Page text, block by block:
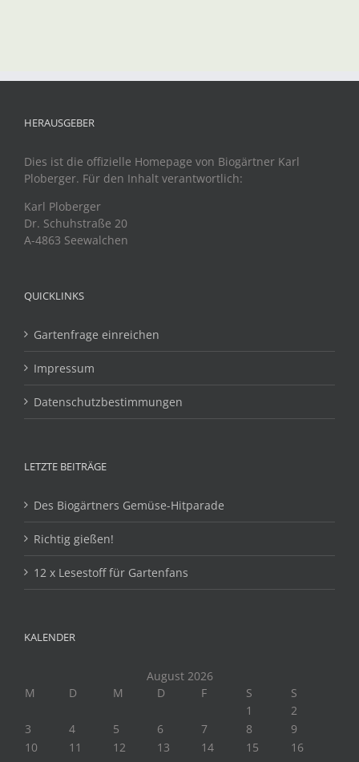
HERAUSGEBER
Dies ist die offizielle Homepage von Biogärtner Karl
Ploberger. Für den Inhalt verantwortlich:
Karl Ploberger
Dr. Schuhstraße 20
A-4863 Seewalchen
QUICKLINKS
Gartenfrage einreichen
Impressum
Datenschutzbestimmungen
LETZTE BEITRÄGE
Des Biogärtners Gemüse-Hitparade
Richtig gießen!
12 x Lesestoff für Gartenfans
KALENDER
August 2026
M
D M D F S
S
1
2
3
4 5 6 7 8
9
10
11 12 13 14 15
16